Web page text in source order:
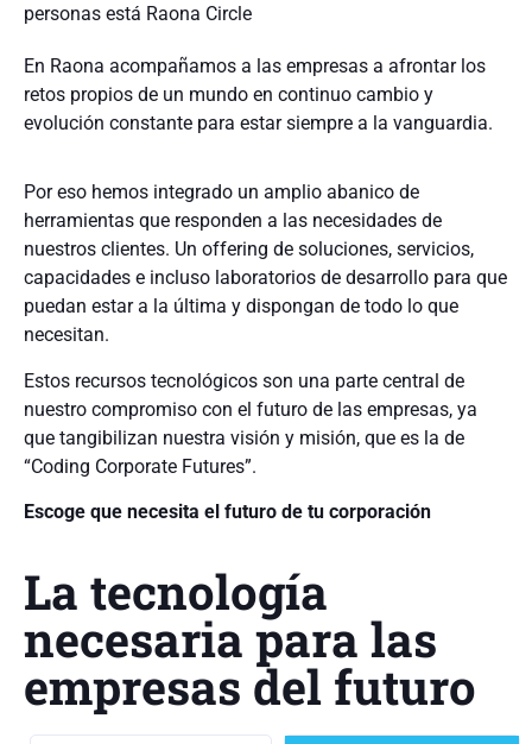
personas está Raona Circle
En Raona acompañamos a las empresas a afrontar los
retos propios de un mundo en continuo cambio y
evolución constante para estar siempre a la vanguardia.
Por eso hemos integrado un amplio abanico de
herramientas que responden a las necesidades de
nuestros clientes. Un offering de soluciones, servicios,
capacidades e incluso laboratorios de desarrollo para que
puedan estar a la última y dispongan de todo lo que
necesitan.
Estos recursos tecnológicos son una parte central de
nuestro compromiso con el futuro de las empresas, ya
que tangibilizan nuestra visión y misión, que es la de
“Coding Corporate Futures”.
Escoge que necesita el futuro de tu corporación
La tecnología
necesaria para las
empresas del futuro